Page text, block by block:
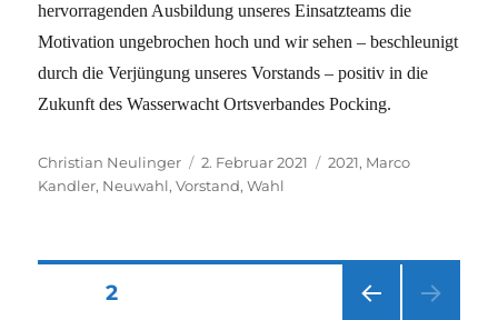
hervorragenden Ausbildung unseres Einsatzteams die
Motivation ungebrochen hoch und wir sehen – beschleunigt
durch die Verjüngung unseres Vorstands – positiv in die
Zukunft des Wasserwacht Ortsverbandes Pocking.
Autor
Christian Neulinger
Veröffentlicht
am
2. Februar 2021 Schlagwörter
2021, Marco
Kandler, Neuwahl,Vorstand,Wahl
Seitennummerierung
SEITE2